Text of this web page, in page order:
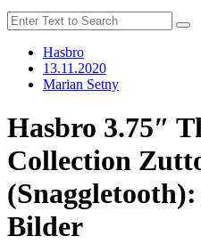
Hasbro
13.11.2020
Marian Setny
Hasbro 3.75″
Collection
Bilder